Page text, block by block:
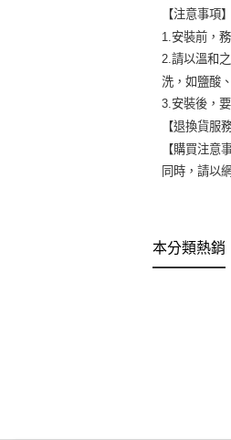
【注意事項】
1.安裝前，
2.請以溫和
洗，如鹽酸
3.安裝後，
【退換貨服
【購買注意
同時，請以
本分類熱銷